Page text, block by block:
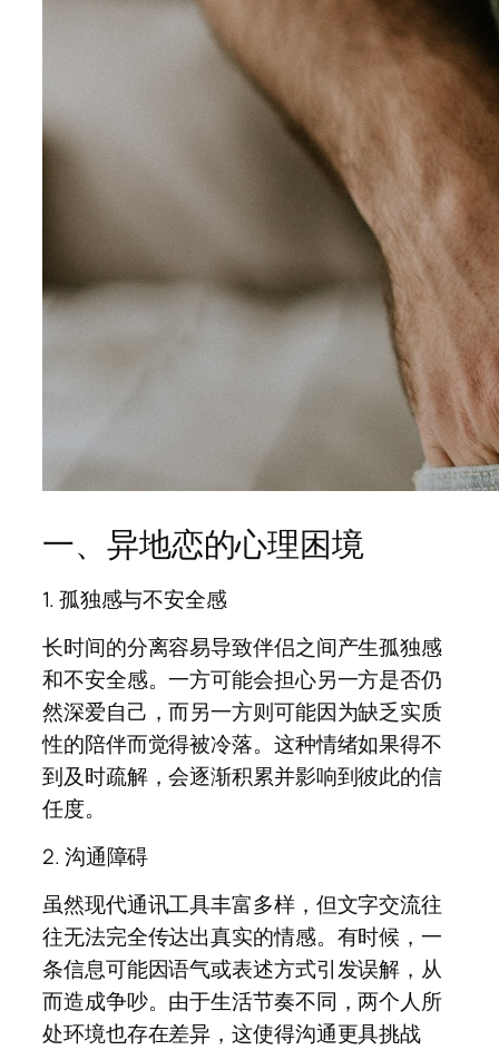
一、异地恋的心理困境
1. 孤独感与不安全感
长时间的分离容易导致伴侣之间产生孤独感
和不安全感。一方可能会担心另一方是否仍
然深爱自己，而另一方则可能因为缺乏实质
性的陪伴而觉得被冷落。这种情绪如果得不
到及时疏解，会逐渐积累并影响到彼此的信
任度。
2. 沟通障碍
虽然现代通讯工具丰富多样，但文字交流往
往无法完全传达出真实的情感。有时候，一
条信息可能因语气或表述方式引发误解，从
而造成争吵。由于生活节奏不同，两个人所
处环境也存在差异，这使得沟通更具挑战